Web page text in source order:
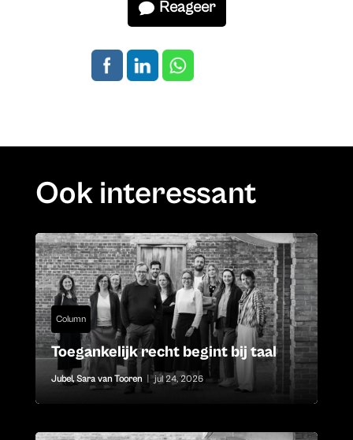
Reageer
Ook interessant
Column
Toegankelijk recht begint bij taal
Jubel, Sara van Tooren | jul 24, 2026